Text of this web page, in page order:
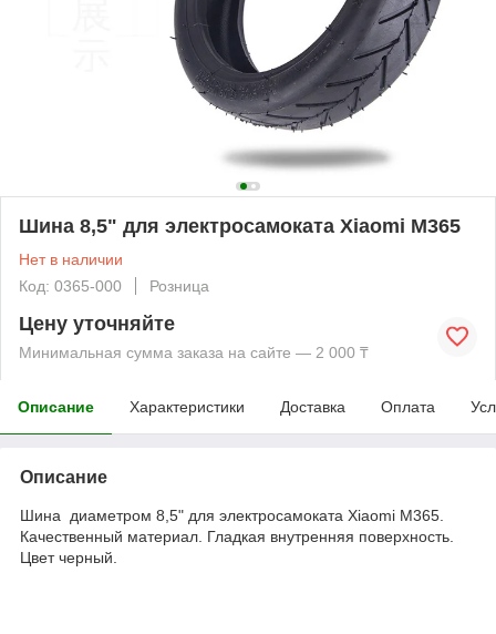
Шина 8,5" для электросамоката Xiaomi M365
Нет в наличии
Код: 0365-000
Розница
Цену уточняйте
Минимальная сумма заказа на сайте — 2 000 ₸
Описание Характеристики Доставка Оплата
Описание
Шина диаметром 8,5" для электросамоката Xiaomi M365.
Качественный материал. Гладкая внутренняя поверхность.
Цвет черный.